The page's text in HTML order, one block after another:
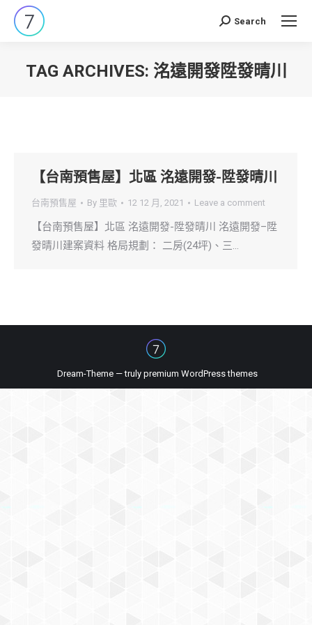
Search:
Search
TAG ARCHIVES: 洺遠開發陞發晴川
【台南預售屋】北區 洺遠開發-陞發晴川
台南預售屋 By 里歐 12 12 月, 2021 Leave a comment
【台南預售屋】北區 洺遠開發-陞發晴川 洺遠開發–陞
發晴川建案資料 格局規劃： 二房(24坪)、三…
Dream-Theme — truly premium WordPress themes